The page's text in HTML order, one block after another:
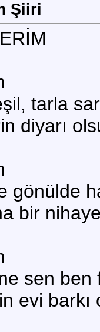
Şiiri
tarla
diyarı
gönülde
bir
sen ben
evi barkı